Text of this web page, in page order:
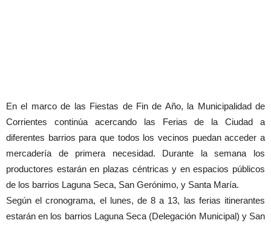
En el marco de las Fiestas de Fin de Año, la Municipalidad de
Corrientes continúa acercando las Ferias de la Ciudad a
diferentes barrios para que todos los vecinos puedan acceder a
mercadería de primera necesidad. Durante la semana los
productores estarán en plazas céntricas y en espacios públicos
de los barrios Laguna Seca, San Gerónimo, y Santa María.
Según el cronograma, el lunes, de 8 a 13, las ferias itinerantes
estarán en los barrios Laguna Seca (Delegación Municipal) y San